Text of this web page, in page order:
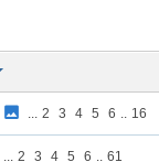
... 2 3 4 5 6 .. 16
... 2 3 4 5 6 .. 61